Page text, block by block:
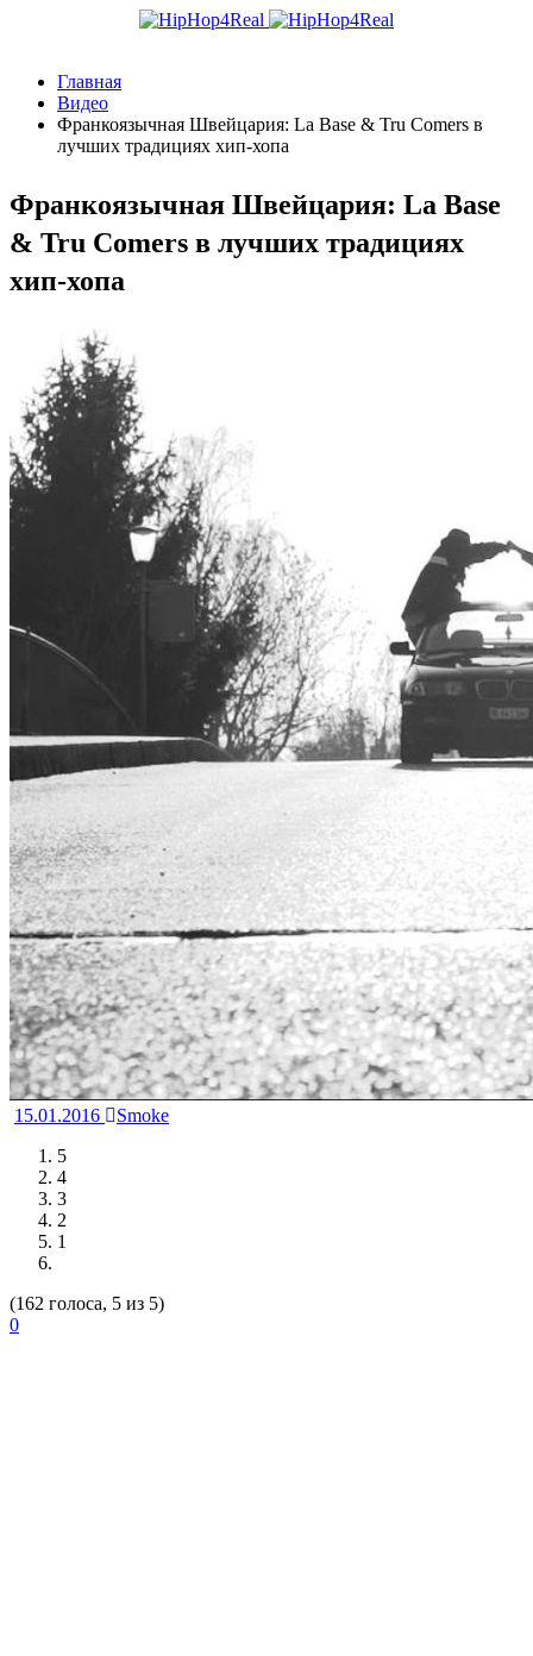
Главная
Видео
Франкоязычная Швейцария: La Base & Tru Comers в
лучших традициях хип-хопа
Франкоязычная Швейцария: La Base
& Tru Comers в лучших традициях
хип-хопа
15.01.2016
Smoke
5
4
3
2
1
(162 голоса, 5 из 5)
0